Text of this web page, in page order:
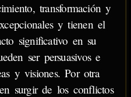
transformación y
y tienen el
significativo en su
ser persuasivos e
y visiones. Por otra
surgir de los conflictos